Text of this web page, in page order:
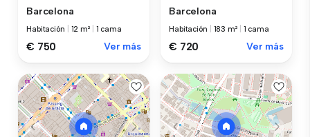
Barcelona
Habitación 12 m² 1 cama
€ 750 Ver más
Barcelona
Habitación 183 m² 1 cama
€ 720 Ver más